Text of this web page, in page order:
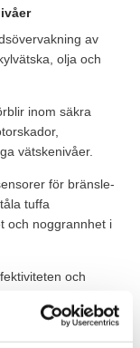
av
olja och
inom säkra
vätskenivåer.
för bränsle-
tuffa
och noggrannhet i
och